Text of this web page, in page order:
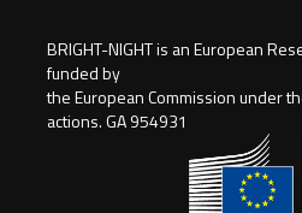
BRIGHT-NIGHT is an European
funded by
the European Commission under
actions. GA 954931